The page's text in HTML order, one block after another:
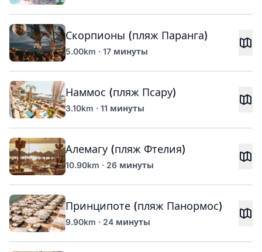
Скорпионы (пляж Паранга)
5.00km · 17 минуты
Наммос (пляж Псару)
3.10km · 11 минуты
Алемагу (пляж Фтелия)
10.90km · 26 минуты
Принципоте (пляж Панормос)
9.90km · 24 минуты